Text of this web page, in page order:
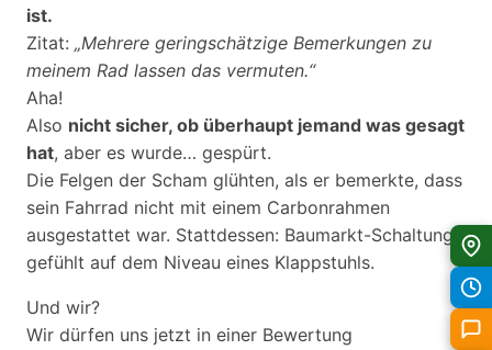
ist.
Zitat: „Mehrere geringschätzige Bemerkungen zu
meinem Rad lassen das vermuten.“
Aha!
Also nicht sicher, ob überhaupt jemand was gesagt
hat, aber es wurde… gespürt.
Die Felgen der Scham glühten, als er bemerkte, dass
sein Fahrrad nicht mit einem Carbonrahmen
ausgestattet war. Stattdessen: Baumarkt-Schaltung,
gefühlt auf dem Niveau eines Klappstuhls.
Und wir?
Wir dürfen uns jetzt in einer Bewertung